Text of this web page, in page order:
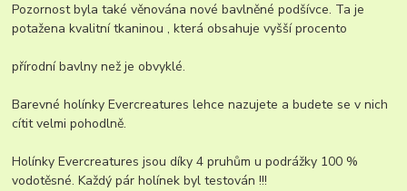
Pozornost byla také věnována nové bavlněné podšívce. Ta je
potažena kvalitní tkaninou , která obsahuje vyšší procento
přírodní bavlny než je obvyklé.
Barevné holínky Evercreatures lehce nazujete a budete se v nich
cítit velmi pohodlně.
Holínky Evercreatures jsou díky 4 pruhům u podrážky 100 %
vodotěsné. Každý pár holínek byl testován !!!